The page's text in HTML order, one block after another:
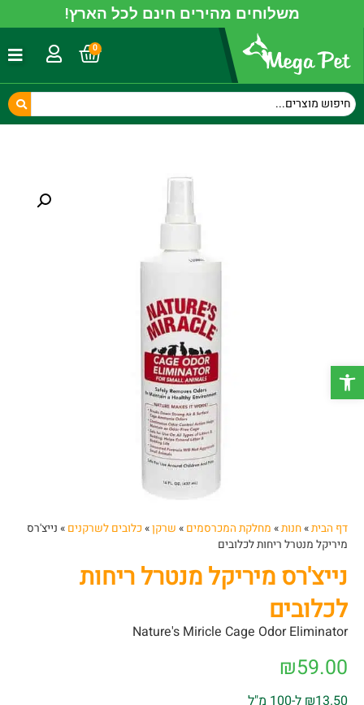
פתח סרגל נגישות
משלוחים מהירים חינם לכל הארץ!
0
דף הבית»חנות» מחלקת המכרסמים » שרקן»כלובים לשרקנים » נייצ'רס
מיריקל מנטרל ריחות לכלובים
נייצ'רס מיריקל מנטרל ריחות
לכלובים
Nature's Miricle Cage Odor Eliminator
₪59.00
₪13.50 ל-100 מ"ל